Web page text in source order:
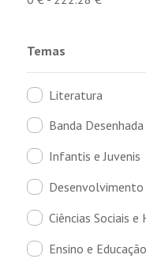
Temas
Literatura
Banda Desenhada
Infantis e Juvenis
Ciências Sociais e
Ensino e Educação